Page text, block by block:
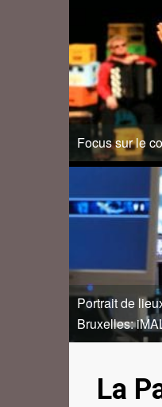
Focus sur le
Portrait de
Bruxelles:
La